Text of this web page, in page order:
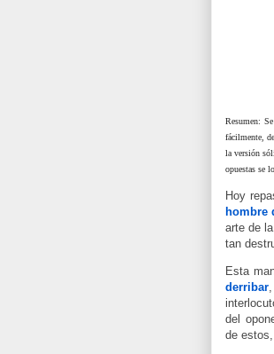
Resumen:
fácilmente,
la versión
opuestas se
Hoy
hombre
arte de
tan
Esta
derribar
del
de